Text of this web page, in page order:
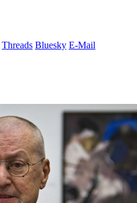
Threads Bluesky E-Mail